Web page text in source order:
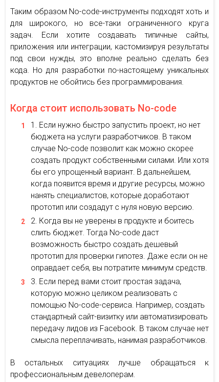
Таким образом No-code-инструменты подходят хоть и
для широкого, но все-таки ограниченного круга
задач. Если хотите создавать типичные сайты,
приложения или интеграции, кастомизируя результаты
под свои нужды, это вполне реально сделать без
кода. Но для разработки по-настоящему уникальных
продуктов не обойтись без программирования.
Когда стоит использовать No-code
Если нужно быстро запустить проект, но нет
бюджета на услуги разработчиков. В таком
случае No-code позволит как можно скорее
создать продукт собственными силами. Или хотя
бы его упрощенный вариант. В дальнейшем,
когда появится время и другие ресурсы, можно
нанять специалистов, которые доработают
прототип или создадут с нуля новую версию.
Когда вы не уверены в продукте и боитесь
слить бюджет. Тогда No-code даст
возможность быстро создать дешевый
прототип для проверки гипотез. Даже если он не
оправдает себя, вы потратите минимум средств.
Если перед вами стоит простая задача,
которую можно целиком реализовать с
помощью No-code-сервиса. Например, создать
стандартный сайт-визитку или автоматизировать
передачу лидов из Facebook. В таком случае нет
смысла переплачивать, нанимая разработчиков.
В остальных ситуациях лучше обращаться к
профессиональным девелоперам.